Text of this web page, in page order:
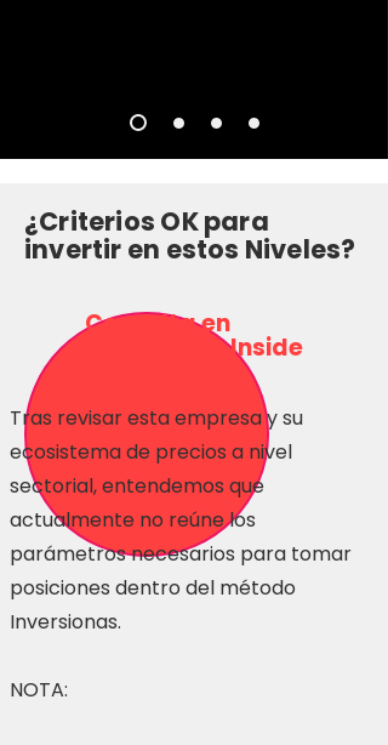
¿Criterios OK para
invertir en estos Niveles?
Consulta en
Inversionas Inside
Tras revisar esta empresa y su
ecosistema de precios a nivel
sectorial, entendemos que
actualmente no reúne los
parámetros necesarios para tomar
posiciones dentro del método
Inversionas.
NOTA: